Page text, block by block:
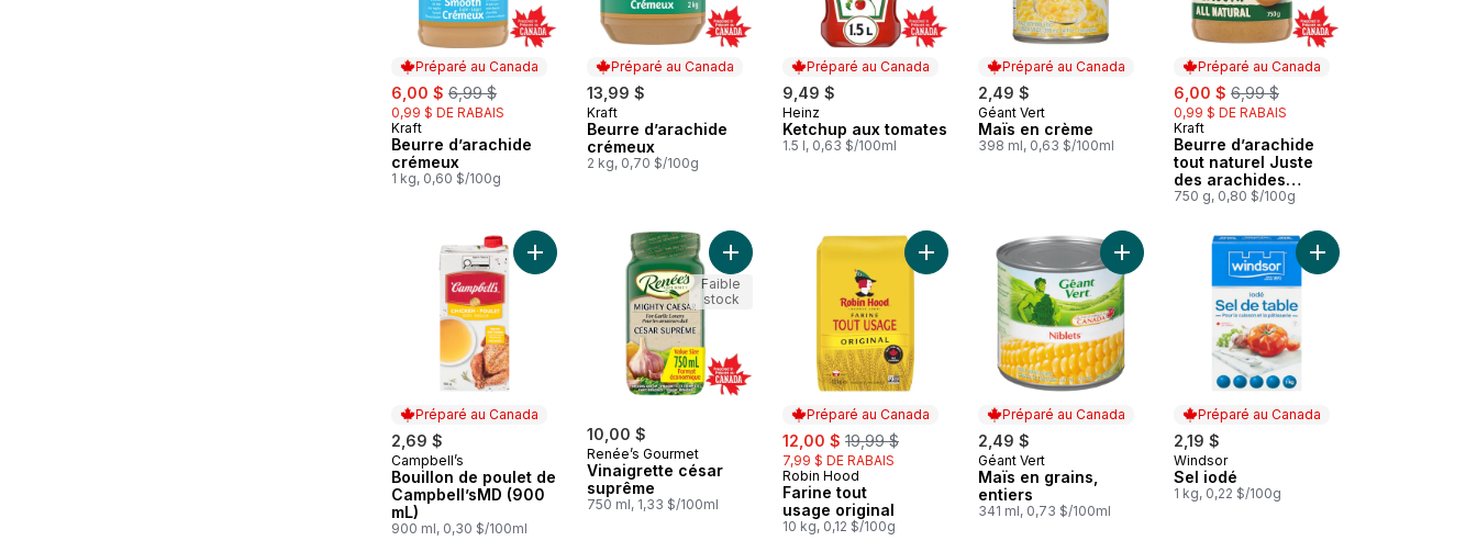
Préparé au Canada
sale:
6,00 $ , formerly:
6,99 $
0,99 $ DE RABAIS
Préparé au Canada
Kraft
Beurre d’arachide
crémeux
1 kg, 0,60 $/100g
Préparé au Canada
13,99 $
Préparé au Canada
Kraft
Beurre d’arachide
crémeux
2 kg, 0,70 $/100g
Préparé au Canada
9,49 $
Préparé au Canada
Heinz
Ketchup aux tomates
1.5 l, 0,63 $/100ml
Préparé au Canada
2,49 $
Préparé au Canada
Géant Vert
Maïs en crème
398 ml, 0,63 $/100ml
Préparé au Canada
sale:
6,00 $ , formerly:
6,99 $
0,99 $ DE RABAIS
Préparé au Canada
Kraft
Beurre d’arachide
tout naturel Juste
des arachides
crémeux
750 g, 0,80 $/100g
Préparé au Canada
2,69 $
Préparé au Canada
Campbell’s
Bouillon de poulet de
Campbell’sMD (900
mL)
900 ml, 0,30 $/100ml
Ajouter Bouillon de poulet de Campbell’sMD (900 mL) au panier
10,00 $
Renée’s Gourmet
Vinaigrette césar
suprême
750 ml, 1,33 $/100ml
Ajouter Vinaigrette césar suprême au panier
Faible
stock
Préparé au Canada
sale:
12,00 $ , formerly:
19,99 $
7,99 $ DE RABAIS
Préparé au Canada
Robin Hood
Farine tout
usage original
10 kg, 0,12 $/100g
Ajouter Farine tout usage original au panier
Préparé au Canada
2,49 $
Préparé au Canada
Géant Vert
Maïs en grains,
entiers
341 ml, 0,73 $/100ml
Ajouter Maïs en grains, entiers au panier
Préparé au Canada
2,19 $
Préparé au Canada
Windsor
Sel iodé
1 kg, 0,22 $/100g
Ajouter Sel iodé au